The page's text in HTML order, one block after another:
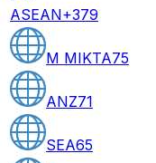
ASEAN+379
M MIKTA75
ANZ71
SEA65